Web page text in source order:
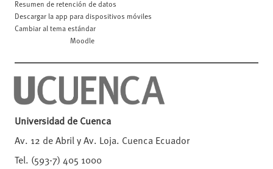
Resumen de retención de datos
Descargar la app para dispositivos móviles
Cambiar al tema estándar
Moodle
Universidad de Cuenca
Av. 12 de Abril y Av. Loja. Cuenca Ecuador
Tel. (593-7) 405 1000